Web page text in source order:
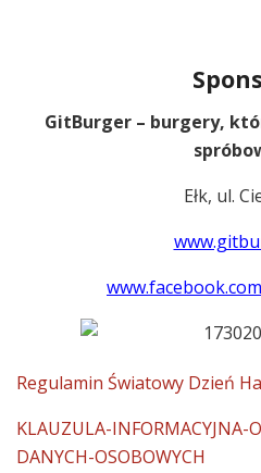
GitBurger – burgery,
Ełk, ul.
Regulamin Światowy Dzień
KLAUZULA-INFORMACYJNA-
DANYCH-OSOBOWYCH